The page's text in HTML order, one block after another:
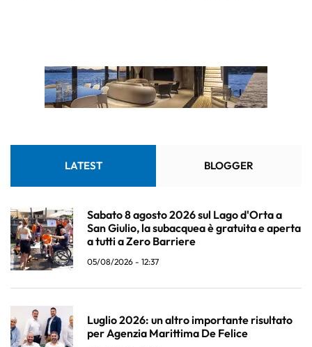
LATEST BLOGGER
Sabato 8 agosto 2026 sul Lago d'Orta a
San Giulio, la subacquea è gratuita e aperta
a tutti a Zero Barriere
05/08/2026 - 12:37
Luglio 2026: un altro importante risultato
per Agenzia Marittima De Felice